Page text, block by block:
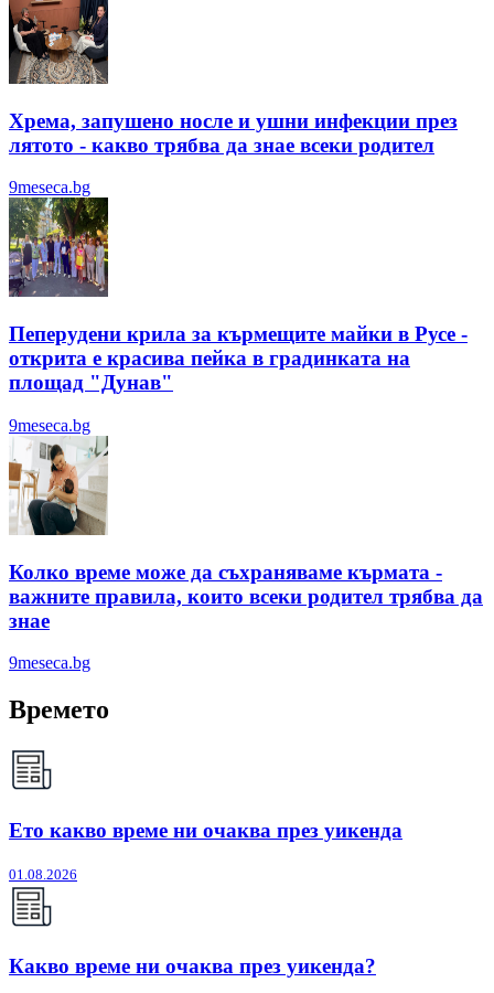
Хрема, запушено носле и ушни инфекции през
лятотo - какво трябва да знае всеки родител
9meseca.bg
Пеперудени крила за кърмещите майки в Русе -
открита е красива пейка в градинката на
площад "Дунав"
9meseca.bg
Колко време може да съхраняваме кърмата -
важните правила, които всеки родител трябва да
знае
9meseca.bg
Времето
Ето какво време ни очаква през уикенда
01.08.2026
Какво време ни очаква през уикенда?